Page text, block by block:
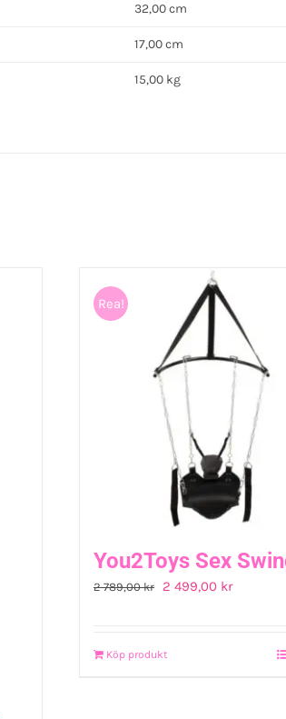
32,00 cm
17,00 cm
15,00 kg
Rea!
You2Toys Sex
2 789,00kr
Det
var:
2 499,00 krDet
Köp produkt